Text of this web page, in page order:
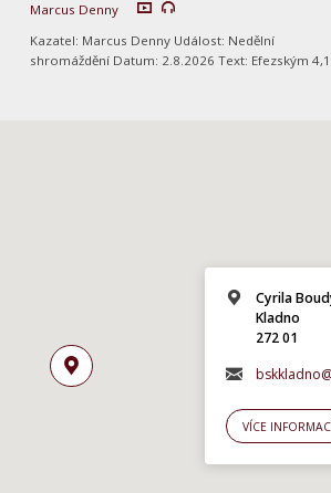
Marcus Denny
Kazatel: Marcus Denny Událost: Nedělní
shromáždění Datum: 2.8.2026 Text: Efezským
Cyrila
Kladno
272 01
VÍCE